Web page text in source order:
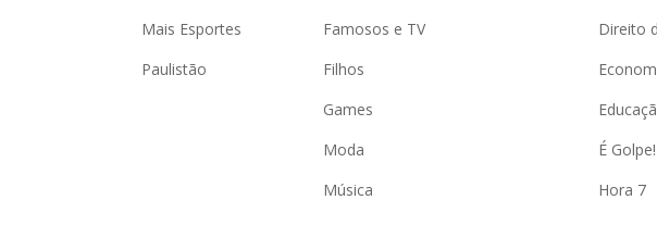
Mais Esportes
Paulistão
Famosos e TV
Filhos
Games
Moda
Música
Direito
É Golpe!
Hora 7